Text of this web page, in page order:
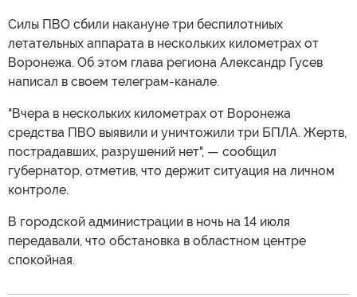
Силы ПВО сбили накануне три беспилотниых
летательных аппарата в нескольких километрах от
Воронежа. Об этом глава региона Александр Гусев
написал в своем телеграм-канале.
"Вчера в нескольких километрах от Воронежа
средства ПВО выявили и уничтожили три БПЛА. Жертв,
пострадавших, разрушений нет", — сообщил
губернатор, отметив, что держит ситуация на личном
контроле.
В городской администрации в ночь на 14 июля
передавали, что обстановка в областном центре
спокойная.